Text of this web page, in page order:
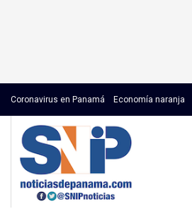
Coronavirus en Panamá Economía naranja